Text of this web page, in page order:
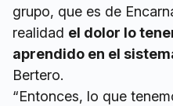
grupo, que es de
realidad el dolor lo
aprendido en el
Bertero.
“Entonces, lo que